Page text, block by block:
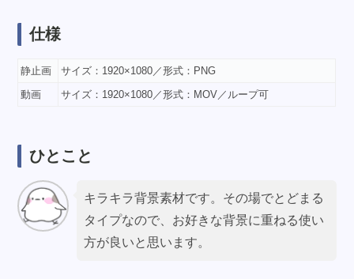
仕様
静止画
サイズ：1920×1080／形式：PNG
動画
サイズ：1920×1080／形式：MOV／ループ可
ひとこと
キラキラ背景素材です。その場でとどまる
タイプなので、お好きな背景に重ねる使い
方が良いと思います。